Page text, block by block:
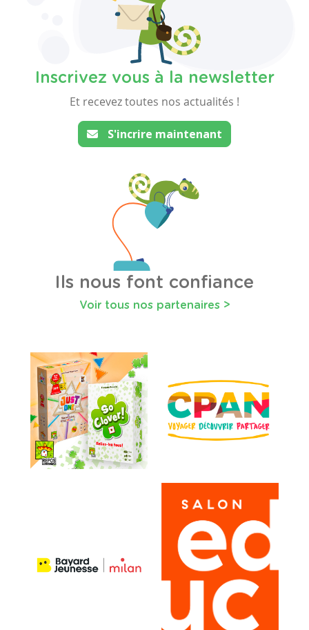
Inscrivez vous à la newsletter
Et recevez toutes nos actualités !
S'incrire maintenant
Ils nous font confiance
Voir tous nos partenaires >